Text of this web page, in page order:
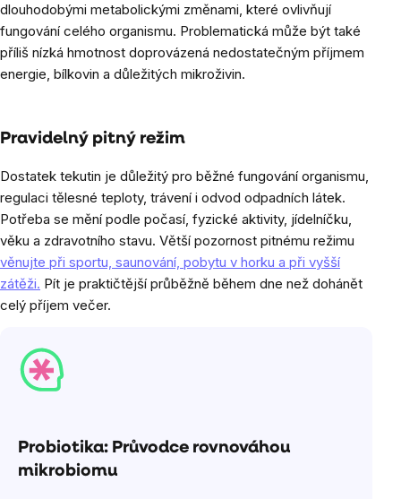
dlouhodobými metabolickými změnami, které ovlivňují
fungování celého organismu. Problematická může být také
příliš nízká hmotnost doprovázená nedostatečným příjmem
energie, bílkovin a důležitých mikroživin.
Pravidelný pitný režim
Dostatek tekutin je důležitý pro běžné fungování organismu,
regulaci tělesné teploty, trávení i odvod odpadních látek.
Potřeba se mění podle počasí, fyzické aktivity, jídelníčku,
věku a zdravotního stavu. Větší pozornost pitnému režimu
věnujte při sportu, saunování, pobytu v horku a při vyšší
zátěži. Pít je praktičtější průběžně během dne než dohánět
celý příjem večer.
Probiotika: Průvodce rovnováhou
mikrobiomu